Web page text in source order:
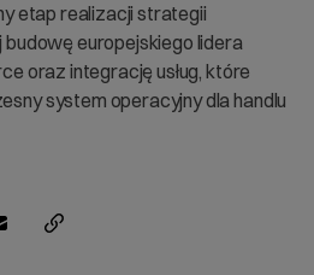
etap realizacji strategii
budowę europejskiego lidera
oraz integrację usług, które
system operacyjny dla handlu